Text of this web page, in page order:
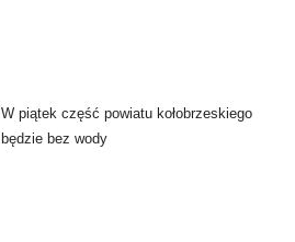
W piątek część powiatu kołobrzeskiego
będzie bez wody